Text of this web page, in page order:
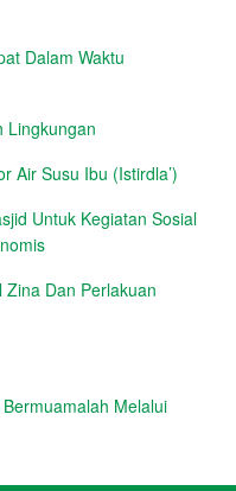
Dalam Waktu
Lingkungan
Air Susu Ibu (Istirdla’)
Untuk Kegiatan Sosial
Zina Dan Perlakuan
Melalui